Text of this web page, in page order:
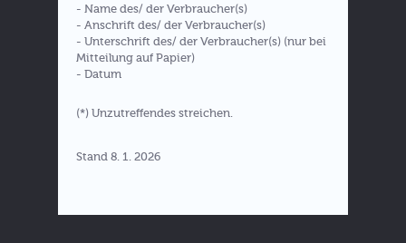
- Name des/ der Verbraucher(s)
- Anschrift des/ der Verbraucher(s)
- Unterschrift des/ der Verbraucher(s) (nur bei
Mitteilung auf Papier)
- Datum
(*) Unzutreffendes streichen.
Stand 8. 1. 2026